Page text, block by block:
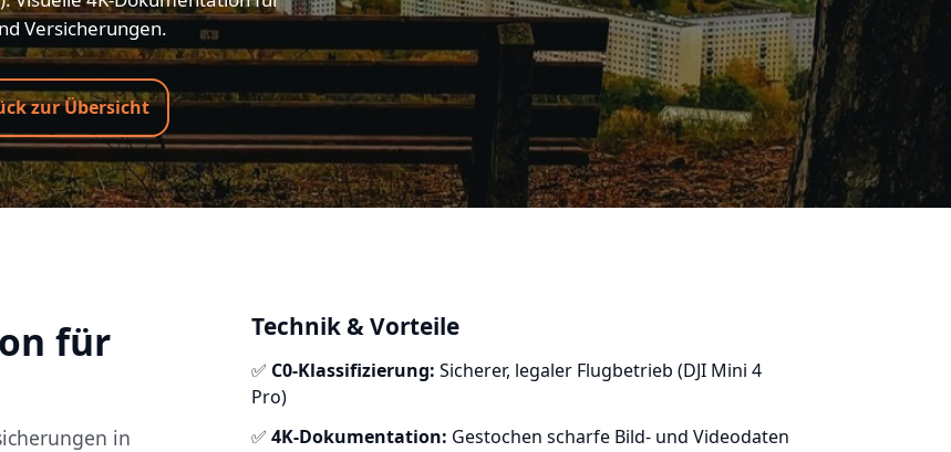
Versicherungen.
zur Übersicht
für
in
Technik & Vorteile
✅ C0-Klassifizierung: Sicherer, legaler Flugbetrieb (DJI Mini 4
Pro)
✅ 4K-Dokumentation: Gestochen scharfe Bild- und Videodaten